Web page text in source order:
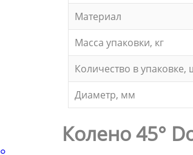
Материал
Масса упаковки, кг
Количество в упаковке,
Диаметр, мм
Колено 45°